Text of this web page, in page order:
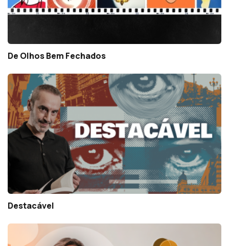
De Olhos Bem Fechados
Destacável